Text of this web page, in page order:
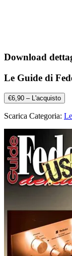
Download
Le Guide di
€6,90 – L'acquisto
Scarica Categoria: